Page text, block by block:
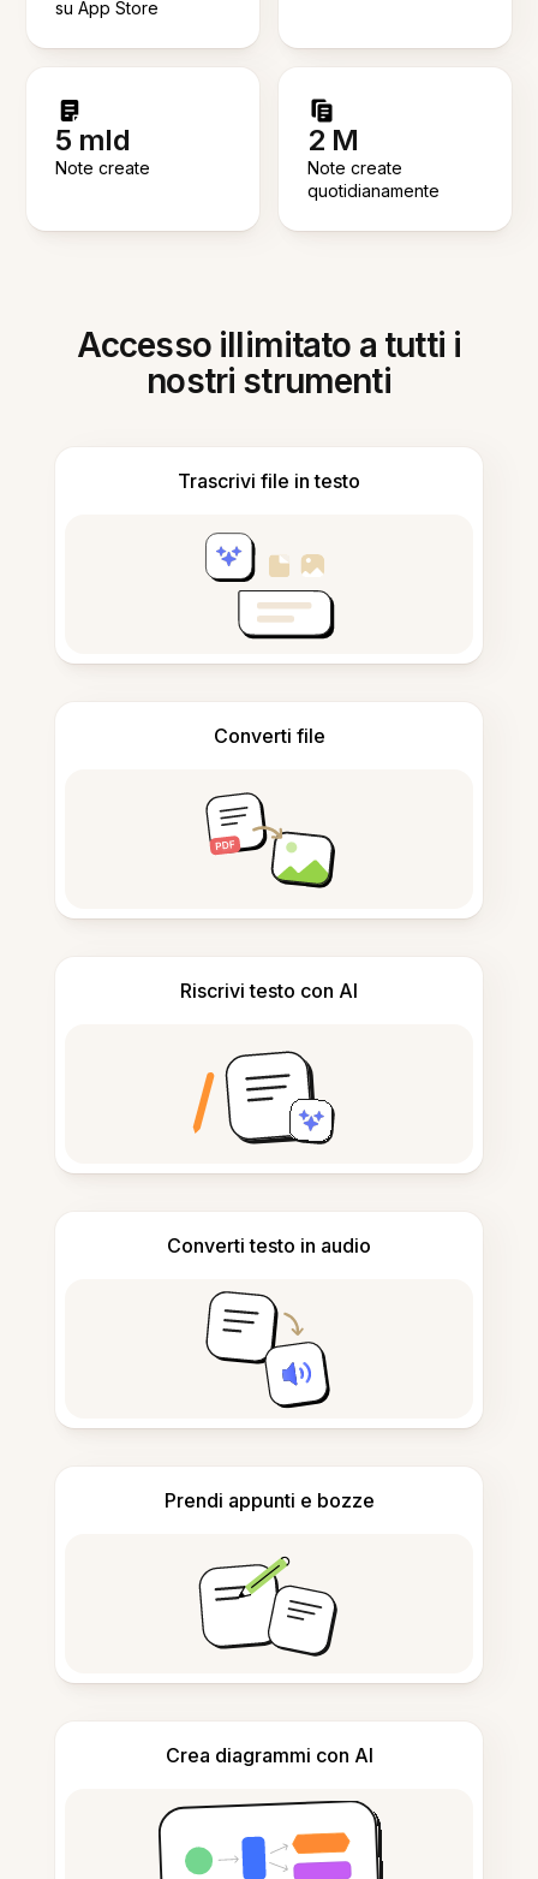
su App Store
5 mld
Note create
2 M
Note create
quotidianamente
Accesso illimitato a tutti i
nostri strumenti
Trascrivi file in testo
Converti file
Riscrivi testo con AI
Converti testo in audio
Prendi appunti e bozze
Crea diagrammi con AI